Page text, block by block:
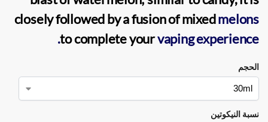
closely followed by a fusion of mixedmelons
to complete yourvaping experience.
الحجم
نسبة النيكوتين